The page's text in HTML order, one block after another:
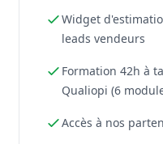
Widget
leads vendeurs
Formation 42h à
Qualiopi (6
Accès à nos